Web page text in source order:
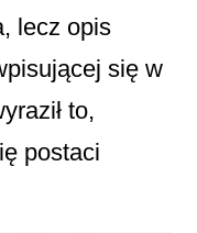
lecz opis
się w
to,
postaci